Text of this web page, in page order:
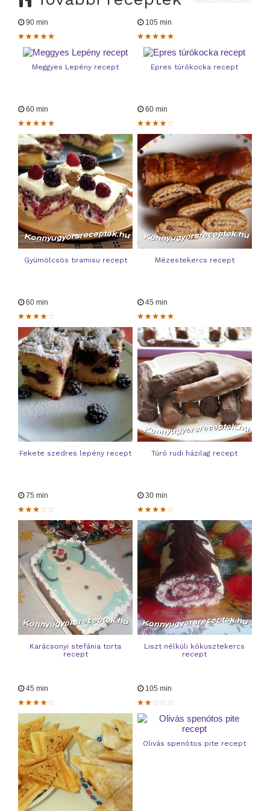
90 min
Meggyes Lepény recept
105 min
Epres túrókocka recept
60 min
Gyümölcsös tiramisu recept
60 min
Mézestekercs recept
60 min
Fekete szedres lepény recept
45 min
Túró rudi házilag recept
75 min
Karácsonyi stefánia torta
recept
30 min
Liszt nélküli kókusztekercs
recept
45 min 105 min
Olivás spenótos pite recept